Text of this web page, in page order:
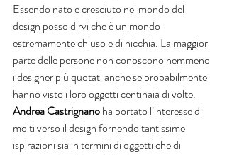
Essendo nato e cresciuto nel mondo del
design posso dirvi che è un mondo
estremamente chiuso e di nicchia. La maggior
parte delle persone non conoscono nemmeno
i designer più quotati anche se probabilmente
hanno visto i loro oggetti centinaia di volte.
Andrea Castrignano ha portato l’interesse di
molti verso il design fornendo tantissime
ispirazioni sia in termini di oggetti che di